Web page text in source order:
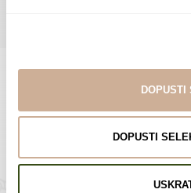
DOPUSTI
DOPUSTI
Limited